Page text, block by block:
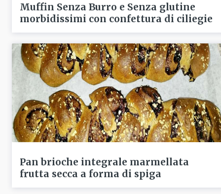
Muffin Senza Burro e Senza glutine
morbidissimi con confettura di ciliegie
Pan brioche integrale marmellata
frutta secca a forma di spiga